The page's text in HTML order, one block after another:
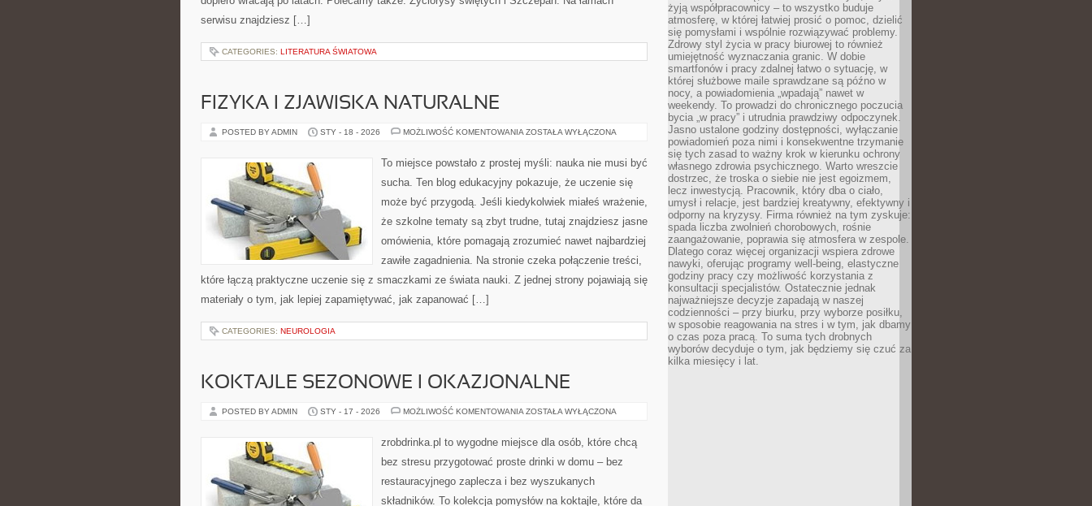
serwisu znajdziesz […]
CATEGORIES: LITERATURA ŚWIATOWA
FIZYKA I ZJAWISKA NATURALNE
POSTED BY ADMIN STY - 18 - 2026 MOŻLIWOŚĆ KOMENTOWANIA FIZYKA
NATURALNE
ZOSTAŁA WYŁĄCZONA
To miejsce powstało z prostej myśli: nauka nie musi być
sucha. Ten blog edukacyjny pokazuje, że uczenie się
może być przygodą. Jeśli kiedykolwiek miałeś wrażenie,
że szkolne tematy są zbyt trudne, tutaj znajdziesz jasne
omówienia, które pomagają zrozumieć nawet najbardziej
zawiłe zagadnienia. Na stronie czeka połączenie treści,
które łączą praktyczne uczenie się z smaczkami ze świata nauki. Z jednej strony pojawiają się
materiały o tym, jak lepiej zapamiętywać, jak zapanować […]
CATEGORIES: NEUROLOGIA
KOKTAJLE SEZONOWE I OKAZJONALNE
POSTED BY ADMIN STY - 17 - 2026 MOŻLIWOŚĆ KOMENTOWANIA KOKTAJLE
OKAZJONALNE
ZOSTAŁA WYŁĄCZONA
zrobdrinka.pl to wygodne miejsce dla osób, które chcą
bez stresu przygotować proste drinki w domu – bez
restauracyjnego zaplecza i bez wyszukanych
składników. To kolekcja pomysłów na koktajle, które da
żyją współpracownicy – to wszystko buduje
atmosferę, w której łatwiej prosić o pomoc, dzielić
się pomysłami i wspólnie rozwiązywać problemy.
Zdrowy styl życia w pracy biurowej to również
umiejętność wyznaczania granic. W dobie
smartfonów i pracy zdalnej łatwo o sytuację, w
której służbowe maile sprawdzane są późno w
nocy, a powiadomienia „wpadają” nawet w
weekendy. To prowadzi do chronicznego poczucia
bycia „w pracy” i utrudnia prawdziwy odpoczynek.
Jasno ustalone godziny dostępności, wyłączanie
powiadomień poza nimi i konsekwentne trzymanie
się tych zasad to ważny krok w kierunku ochrony
własnego zdrowia psychicznego. Warto wreszcie
dostrzec, że troska o siebie nie jest egoizmem,
lecz inwestycją. Pracownik, który dba o ciało,
umysł i relacje, jest bardziej kreatywny, efektywny i
odporny na kryzysy. Firma również na tym zyskuje:
spada liczba zwolnień chorobowych, rośnie
zaangażowanie, poprawia się atmosfera w zespole.
Dlatego coraz więcej organizacji wspiera zdrowe
nawyki, oferując programy well-being, elastyczne
godziny pracy czy możliwość korzystania z
konsultacji specjalistów. Ostatecznie jednak
najważniejsze decyzje zapadają w naszej
codzienności – przy biurku, przy wyborze posiłku,
w sposobie reagowania na stres i w tym, jak dbamy
o czas poza pracą. To suma tych drobnych
wyborów decyduje o tym, jak będziemy się czuć za
kilka miesięcy i lat.